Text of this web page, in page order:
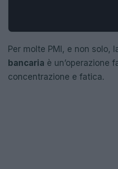
Per molte PMI, e non solo,
bancaria è un’operazione
concentrazione e fatica.